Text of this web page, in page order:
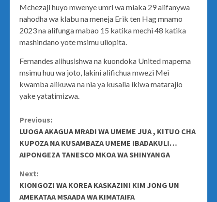
Mchezaji huyo mwenye umri wa miaka 29 alifanywa
nahodha wa klabu na meneja Erik ten Hag mnamo
2023 na alifunga mabao 15 katika mechi 48 katika
mashindano yote msimu uliopita.
Fernandes alihusishwa na kuondoka United mapema
msimu huu wa joto, lakini alifichua mwezi Mei
kwamba alikuwa na nia ya kusalia ikiwa matarajio
yake yatatimizwa.
Continue
Reading
Previous:
LUOGA AKAGUA MRADI WA UMEME JUA , KITUO CHA
KUPOZA NA KUSAMBAZA UMEME IBADAKULI…
AIPONGEZA TANESCO MKOA WA SHINYANGA
Next:
KIONGOZI WA KOREA KASKAZINI KIM JONG UN
AMEKATAA MSAADA WA KIMATAIFA